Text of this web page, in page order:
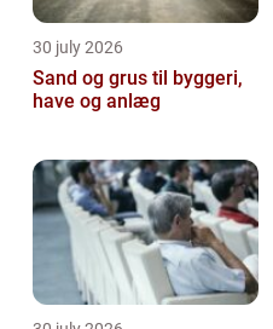
30 july 2026
Sand og grus til byggeri,
have og anlæg